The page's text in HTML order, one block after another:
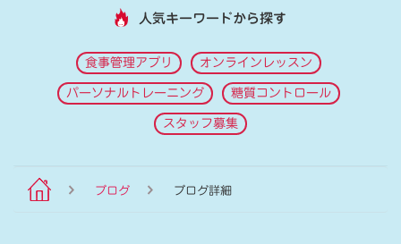
人気キーワードから探す
食事管理アプリ オンラインレッスン
パーソナルトレーニング 糖質コントロール
スタッフ募集
ブログ ブログ詳細